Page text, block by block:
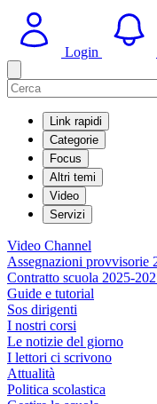
Login
Link rapidi
Categorie
Focus
Altri temi
Video
Servizi
Video Channel
Assegnazioni provvisorie
Contratto scuola 2025-
Guide e tutorial
Sos dirigenti
I nostri corsi
Le notizie del giorno
I lettori ci scrivono
Attualità
Politica scolastica